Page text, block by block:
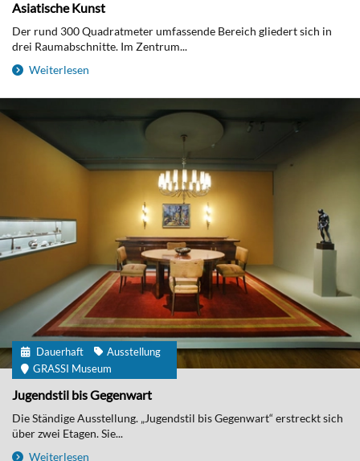
Asiatische Kunst
Der rund 300 Quadratmeter umfassende Bereich gliedert sich in
drei Raumabschnitte. Im Zentrum...
Weiterlesen
Dauerhaft
Ausstellung
GRASSI Museum
Jugendstil bis Gegenwart
Die Ständige Ausstellung. „Jugendstil bis Gegenwart“ erstreckt sich
über zwei Etagen. Sie...
Weiterlesen